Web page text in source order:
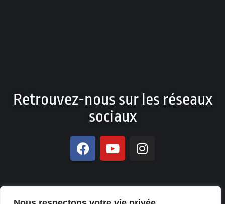
Retrouvez-nous sur les réseaux
sociaux